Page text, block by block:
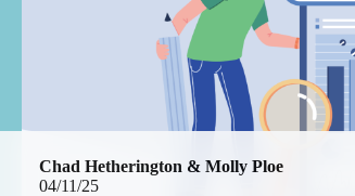
04/11/25
Chad Hetherington & Molly Ploe